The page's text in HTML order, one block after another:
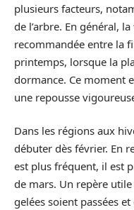
plusieurs facteurs,
de l’arbre. En général, la
recommandée entre la
printemps, lorsque la
dormance. Ce moment
une repousse
Dans les régions aux
débuter dès février. En
est plus fréquent, il est
de mars. Un repère
gelées soient passées